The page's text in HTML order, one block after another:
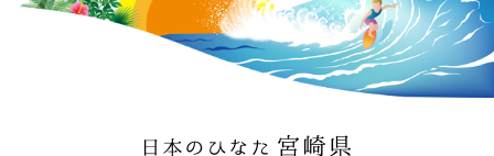
日本のひなた 宮崎県